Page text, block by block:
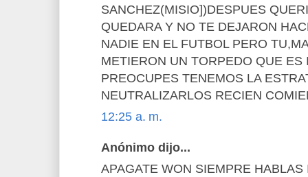
SANCHEZ(MISIO])DESPUES
QUEDARA Y NO TE DEJARON
NADIE EN EL FUTBOL PERO
METIERON UN TORPEDO QUE ES
PREOCUPES TENEMOS LA
NEUTRALIZARLOS RECIEN
12:25 a. m.
Anónimo dijo...
APAGATE WON SIEMPRE